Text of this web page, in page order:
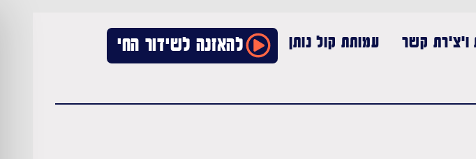
ויצירת קשר עמותת קול נותן להאזנה לשידור החי